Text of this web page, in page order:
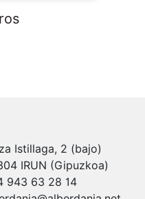
Istillaga, 2 (bajo)
IRUN (Gipuzkoa)
943 63 28 14